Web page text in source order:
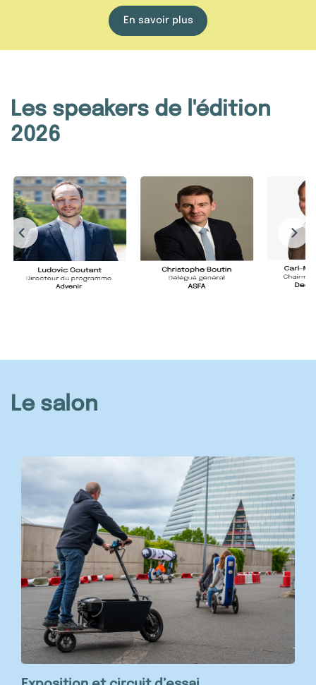
En savoir plus
Les speakers de l'édition
2026
Le salon